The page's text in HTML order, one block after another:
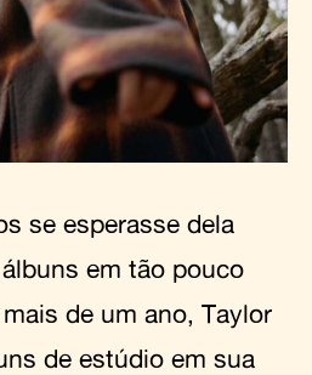
se esperasse dela
em tão pouco
de um ano, Taylor
de estúdio em sua